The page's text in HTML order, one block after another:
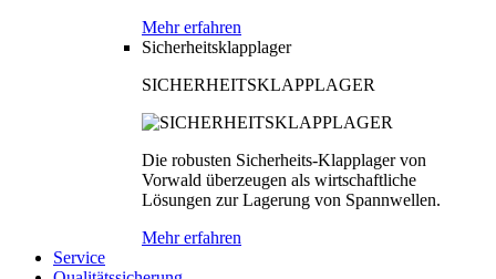
Mehr erfahren
Sicherheitsklapplager
SICHERHEITSKLAPPLAGER
Die robusten Sicherheits-Klapplager von
Vorwald überzeugen als wirtschaftliche
Lösungen zur Lagerung von Spannwellen.
Mehr erfahren
Service